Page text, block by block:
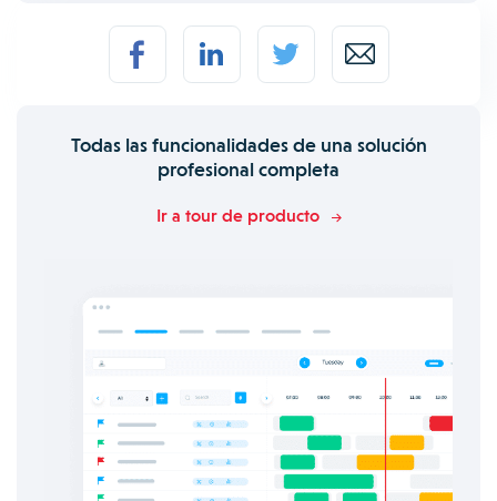
Todas las funcionalidades de una solución
profesional completa
Ir a tour de producto